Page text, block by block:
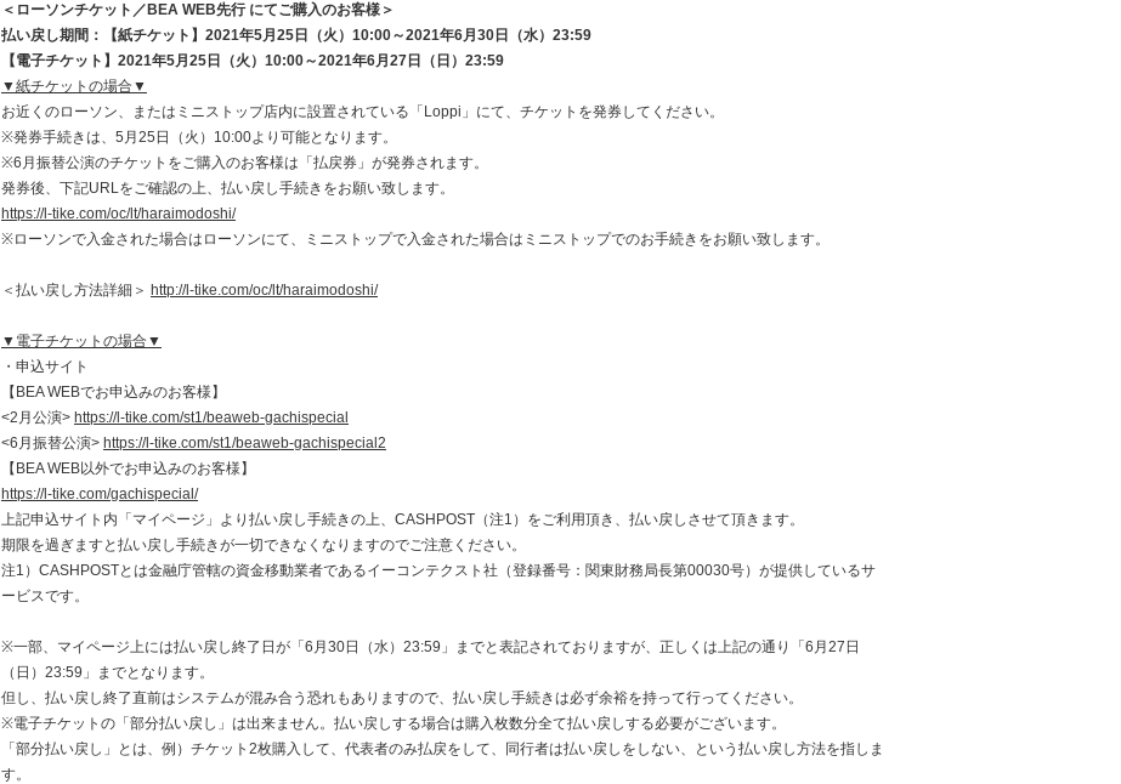
＜ローソンチケット／BEA WEB先行 にてご購入のお客様 ＞
払い戻し期間：【紙チケット】2021年5月25日（火）10:00～2021年6月30日（水）23:59
【電子チケット】2021年5月25日（火）10:00～2021年6月27日（日）23:59
▼紙チケットの場合 ▼
お近くのローソン、またはミニストップ店内に設置されている「Loppi」にて、チケットを発券してください。
※発券手続きは、5月25日（火）10:00より可能となります。
※6月振替公演のチケットをご購入のお客様は「払戻券」が発券されます。
発券後、下記URLをご確認の上、払い戻し手続きをお願い致します。
https://l-tike.com/oc/lt/haraimodoshi/
※ローソンで入金された場合はローソンにて、ミニストップで入金された場合はミニストップでのお手続きをお願い致します。
＜払い戻し方法詳細＞ http://l-tike.com/oc/lt/haraimodoshi/
▼ 電子チケットの場合 ▼
・申込サイト
【BEA WEBでお申込みのお客様】
<2月公演> https://l-tike.com/st1/beaweb-gachispecial
<6月振替公演> https://l-tike.com/st1/beaweb-gachispecial2
【BEA WEB以外でお申込みのお客様】
https://l-tike.com/gachispecial/
上記申込サイト内「マイページ」より払い戻し手続きの上、CASHPOST（注1）をご利用頂き、払い戻しさせて頂きます。
期限を過ぎますと払い戻し手続きが一切できなくなりますのでご注意ください。
注1）CASHPOSTとは金融庁管轄の資金移動業者であるイーコンテクスト社（登録番号：関東財務局長第00030号）が提供しているサ
ービスです。
※一部、マイページ上には払い戻し終了日が「6月30日（水）23:59」までと表記されておりますが、正しくは上記の通り「6月27日
（日）23:59」までとなります。
但し、払い戻し終了直前はシステムが混み合う恐れもありますので、払い戻し手続きは必ず余裕を持って行ってください。
※電子チケットの「部分払い戻し」は出来ません。払い戻しする場合は購入枚数分全て払い戻しする必要がございます。
「部分払い戻し」とは、例）チケット2枚購入して、代表者のみ払戻をして、同行者は払い戻しをしない、という払い戻し方法を指しま
す。